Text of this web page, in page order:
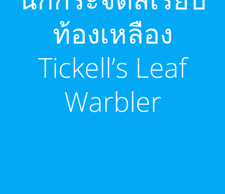
ท้องเหลือง
Tickell’s Leaf
Warbler